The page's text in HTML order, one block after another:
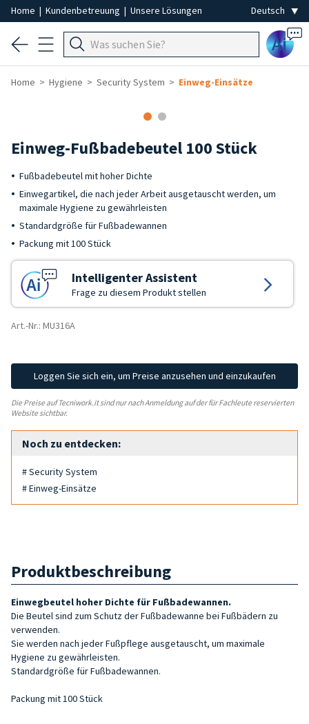
Home | Kundenbetreuung | Unsere Lösungen
Ai
Home Hygiene Security System Einweg-Einsätze
Einweg-Fußbadebeutel 100 Stück
Fußbadebeutel mit hoher Dichte
Einwegartikel, die nach jeder Arbeit ausgetauscht werden, um
maximale Hygiene zu gewährleisten
Standardgröße für Fußbadewannen
Packung mit 100 Stück
Intelligenter Assistent
Frage zu diesem Produkt stellen
Art.-Nr.: MU316A
Loggen Sie sich ein, um Preise anzusehen und einzukaufen
Die Preise auf Tecniwork.it sind nur nach Anmeldung auf der für Fachleute reservierten
Website sichtbar.
Noch zu entdecken:
# Security System
# Einweg-Einsätze
Produktbeschreibung
Einwegbeutel hoher Dichte für Fußbadewannen.
Die Beutel sind zum Schutz der Fußbadewanne bei Fußbädern zu
verwenden.
Sie werden nach jeder Fußpflege ausgetauscht, um maximale
Hygiene zu gewährleisten.
Standardgröße für Fußbadewannen.
Packung mit 100 Stück